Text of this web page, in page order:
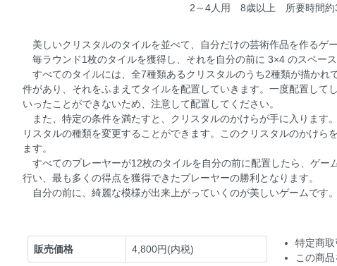
2～4人用 8歳以上 所要時間約
美しいクリスタルのタイルを並べて、自分だけの芸術作品を作るゲー
毎ラウンド1枚のタイルを獲得し、それを自分の前に 3×4 のスペース
すべてのタイルには、全7種類あるクリスタルのうち2種類が描かれ
件があり、それをふまえてタイルを配置していきます。一度配置して
いったことができないため、注意して配置してください。
また、特定の条件を満たすと、クリスタルのかけらが手に入ります
リスタルの種類を変更することができます。このクリスタルのかけら
ます。
すべてのプレーヤーが12枚のタイルを自分の前に配置したら、ゲー
行い、最も多くの得点を獲得できたプレーヤーの勝利となります。
自分の前に、綺麗な模様が出来上がっていくのが美しいゲームです。
販売価格 4,800円(内税)
特定商取
この商